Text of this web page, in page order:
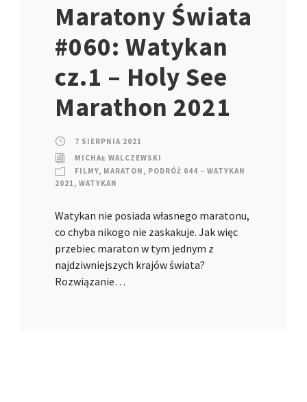
Maratony Świata
#060: Watykan
cz.1 – Holy See
Marathon 2021
7 SIERPNIA 2021
MICHAŁ WALCZEWSKI
FILMY, MARATON , PODRÓŻ 044 – WATYKAN
2021 , WATYKAN
Watykan nie posiada własnego maratonu,
co chyba nikogo nie zaskakuje. Jak więc
przebiec maraton w tym jednym z
najdziwniejszych krajów świata?
Rozwiązanie…